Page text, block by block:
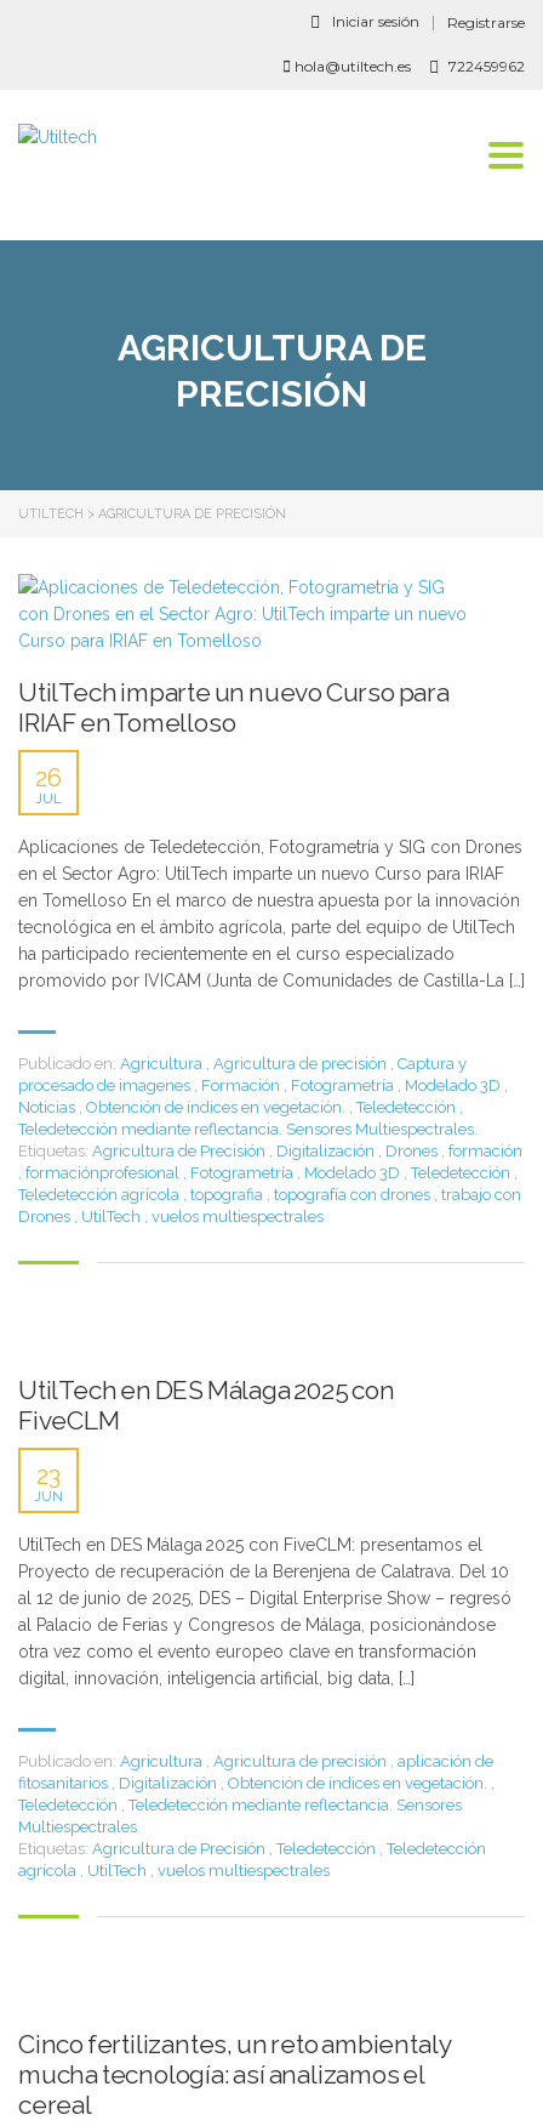
Iniciar sesión Registrarse
722459962
hola@utiltech.es
AGRICULTURA DE
PRECISIÓN
UTILTECH > AGRICULTURA DE PRECISIÓN
UtilTech imparte un nuevo Curso para
IRIAF en Tomelloso
26
JUL
Aplicaciones de Teledetección, Fotogrametría y SIG con Drones
en el Sector Agro: UtilTech imparte un nuevo Curso para IRIAF
en Tomelloso En el marco de nuestra apuesta por la innovación
tecnológica en el ámbito agrícola, parte del equipo de UtilTech
ha participado recientemente en el curso especializado
promovido por IVICAM (Junta de Comunidades de Castilla-La […]
Publicado en: Agricultura , Agricultura de precisión , Captura y
procesado de imagenes , Formación , Fotogrametría , Modelado 3D ,
Noticias , Obtención de índices en vegetación. , Teledetección ,
Teledetección mediante reflectancia. Sensores Multiespectrales.
Etiquetas: Agricultura de Precisión , Digitalización , Drones , formación
, formaciónprofesional , Fotogrametría , Modelado 3D , Teledetección ,
Teledetección agrícola , topografia , topografía con drones , trabajo con
Drones , UtilTech , vuelos multiespectrales
UtilTech en DES Málaga 2025 con
FiveCLM
23
JUN
UtilTech en DES Málaga 2025 con FiveCLM: presentamos el
Proyecto de recuperación de la Berenjena de Calatrava. Del 10
al 12 de junio de 2025, DES – Digital Enterprise Show – regresó
al Palacio de Ferias y Congresos de Málaga, posicionándose
otra vez como el evento europeo clave en transformación
digital, innovación, inteligencia artificial, big data, […]
Publicado en: Agricultura , Agricultura de precisión , aplicación de
fitosanitarios , Digitalización , Obtención de índices en vegetación. ,
Teledetección , Teledetección mediante reflectancia. Sensores
Multiespectrales.
Etiquetas: Agricultura de Precisión , Teledetección , Teledetección
agrícola , UtilTech , vuelos multiespectrales
Cinco fertilizantes, un reto ambiental y
mucha tecnología: así analizamos el
cereal